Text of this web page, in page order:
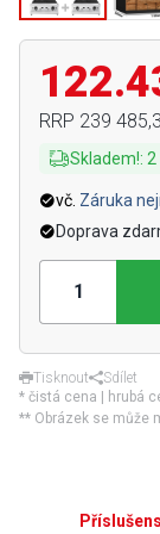
RRP 239
Skladem!: 2
vč. Záruka
Doprava
Tisknout
Sdílet
* čistá cena | hrubá
** Obrázek se může